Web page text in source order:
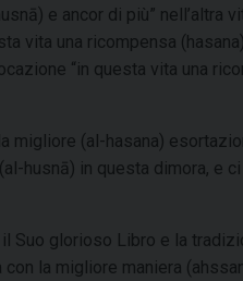
e ancor di più” nell’altra
vita una ricompensa
“in questa vita una
migliore (al-hasana)
husnā) in questa dimora, e
Suo glorioso Libro e la
la migliore maniera